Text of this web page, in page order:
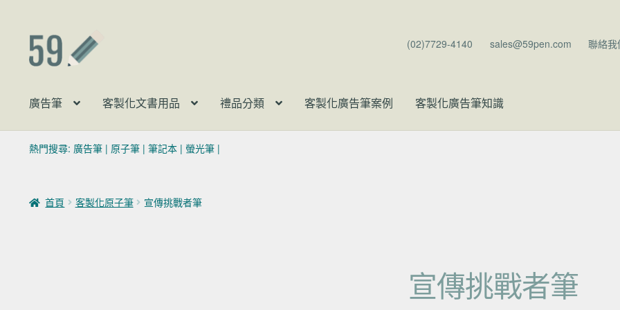
跳至導覽列
跳至主要內容 (02)7729-4140 sales@59pen.com 聯絡我
廣告筆 客製化文書用品 禮品分類 客製化廣告筆案例 客製化廣告筆知識
熱門搜尋: 廣告筆| 原子筆| 筆記本| 螢光筆|
首頁 客製化原子筆 宣傳挑戰者筆
宣傳挑戰者筆